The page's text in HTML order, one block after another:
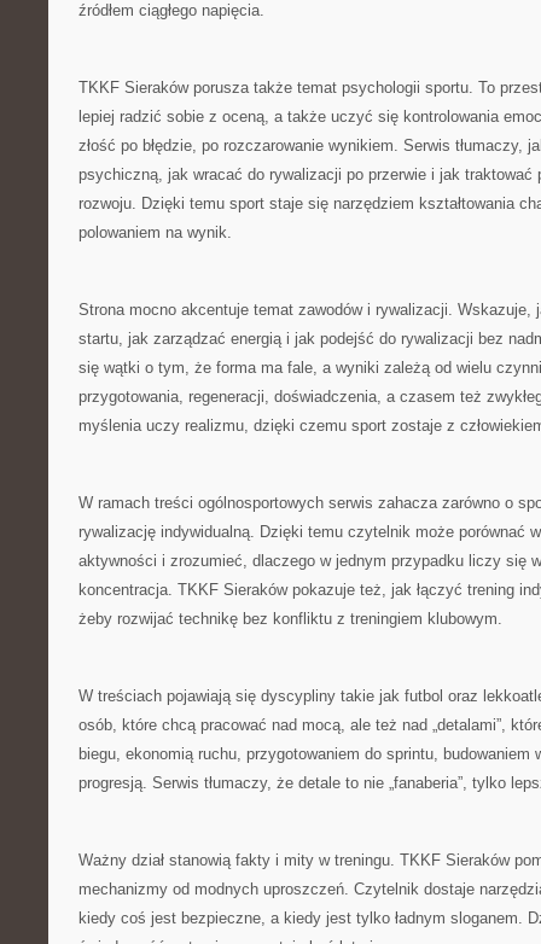
źródłem ciągłego napięcia.
TKKF Sieraków porusza także temat psychologii sportu. To
lepiej radzić sobie z oceną, a także uczyć się kontrolowania
złość po błędzie, po rozczarowanie wynikiem. Serwis tłumaczy,
psychiczną, jak wracać do rywalizacji po przerwie i jak traktować
rozwoju. Dzięki temu sport staje się narzędziem kształtowania
polowaniem na wynik.
Strona mocno akcentuje temat zawodów i rywalizacji. Wskazuje,
startu, jak zarządzać energią i jak podejść do rywalizacji bez
się wątki o tym, że forma ma fale, a wyniki zależą od wielu
przygotowania, regeneracji, doświadczenia, a czasem też
myślenia uczy realizmu, dzięki czemu sport zostaje z
W ramach treści ogólnosportowych serwis zahacza zarówno o
rywalizację indywidualną. Dzięki temu czytelnik może porównać
aktywności i zrozumieć, dlaczego w jednym przypadku liczy się
koncentracja. TKKF Sieraków pokazuje też, jak łączyć trening
żeby rozwijać technikę bez konfliktu z treningiem klubowym.
W treściach pojawiają się dyscypliny takie jak futbol oraz
osób, które chcą pracować nad mocą, ale też nad „detalami”,
biegu, ekonomią ruchu, przygotowaniem do sprintu, budowaniem
progresją. Serwis tłumaczy, że detale to nie „fanaberia”, tylko
Ważny dział stanowią fakty i mity w treningu. TKKF Sieraków
mechanizmy od modnych uproszczeń. Czytelnik dostaje
kiedy coś jest bezpieczne, a kiedy jest tylko ładnym sloganem.